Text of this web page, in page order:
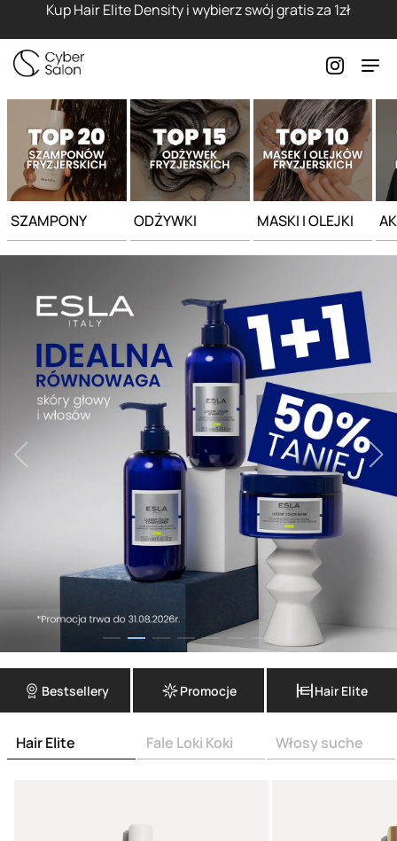
Kup Hair Elite Density i wybierz swój gratis za 1zł
SZAMPONY ODŻYWKI MASKI I OLEJKI
Bestsellery Promocje Hair Elite
Hair Elite Fale Loki Koki Włosy suche
Strona główna - Cyber Salon